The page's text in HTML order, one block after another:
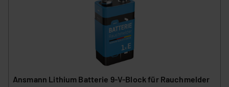
Ansmann Lithium Batterie 9-V-Block für Rauchmelder